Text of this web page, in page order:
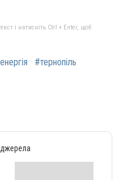
і натисніть Ctrl + Enter, щоб
#тернопіль
джерела